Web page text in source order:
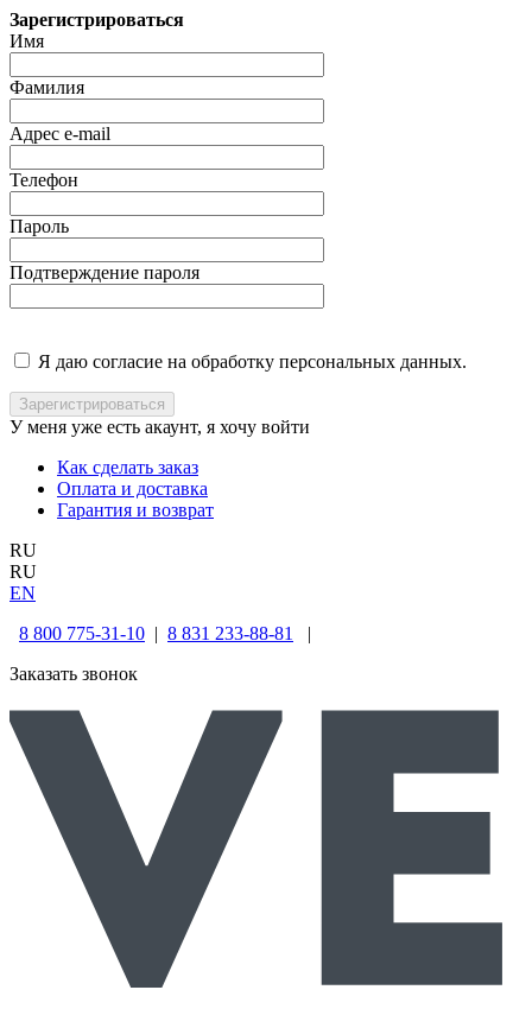
Зарегистрироваться
Имя
Фамилия
Адрес e-mail
Телефон
Пароль
Подтверждение пароля
Я даю согласие на обработку персональных данных.
У меня уже есть акаунт, я хочу войти
Как сделать заказ
Оплата и доставка
Гарантия и возврат
RU
RU
EN
8 800 775-31-10 | 8 831 233-88-81
|
Заказать звонок